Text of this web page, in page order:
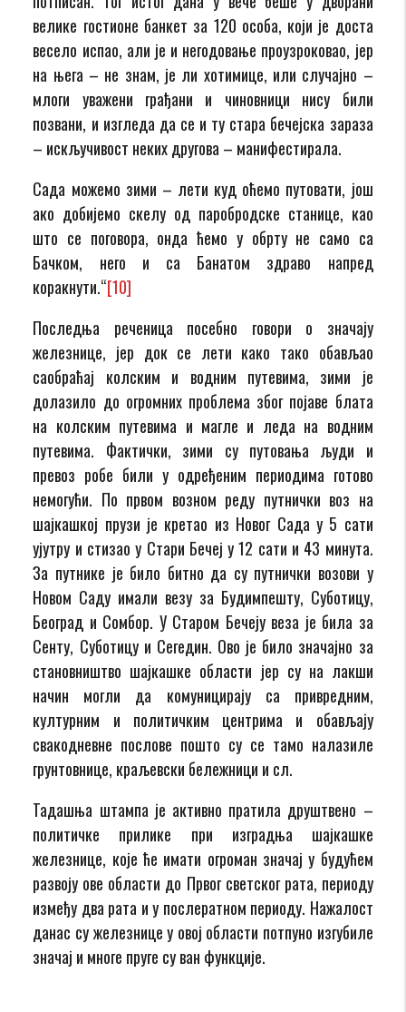
велике гостионе банкет за 120 особа, који је доста
весело испао, али је и негодовање проузроковао, јер
на њега – не знам, је ли хотимице, или случајно –
млоги уважени грађани и чиновници нису били
позвани, и изгледа да се и ту стара бечејска зараза
– искључивост неких другова – манифестирала.
Сада можемо зими – лети куд оћемо путовати, још
ако добијемо скелу од паробродске станице, као
што се поговора, онда ћемо у обрту не само са
Бачком, него и са Банатом здраво напред
коракнути.“[10]
Последња реченица посебно говори о значају
железнице, јер док се лети како тако обављао
саобраћај колским и водним путевима, зими је
долазило до огромних проблема због појаве блата
на колским путевима и магле и леда на водним
путевима. Фактички, зими су путовања људи и
превоз робе били у одређеним периодима готово
немогући. По првом возном реду путнички воз на
шајкашкој прузи је кретао из Новог Сада у 5 сати
ујутру и стизао у Стари Бечеј у 12 сати и 43 минута.
За путнике је било битно да су путнички возови у
Новом Саду имали везу за Будимпешту, Суботицу,
Београд и Сомбор. У Старом Бечеју веза је била за
Сенту, Суботицу и Сегедин. Ово је било значајно за
становништво шајкашке области јер су на лакши
начин могли да комуницирају са привредним,
културним и политичким центрима и обављају
свакодневне послове пошто су се тамо налазиле
грунтовнице, краљевски бележници и сл.
Тадашња штампа је активно пратила друштвено –
политичке прилике при изградња шајкашке
железнице, које ће имати огроман значај у будућем
развоју ове области до Првог светског рата, периоду
између два рата и у послератном периоду. Нажалост
данас су железнице у овој области потпуно изгубиле
значај и многе пруге су ван функције.